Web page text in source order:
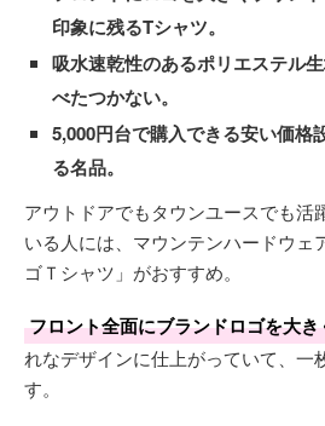
印象に残るTシャツ。
吸水速乾性のあるポリエステル
べたつかない。
5,000円台で購入できる安い価格
る名品。
アウトドアでもタウンユースでも活
いる人には、マウンテンハードウェ
ゴＴシャツ」がおすすめ。
フロント全面にブランドロゴを大
れなデザインに仕上がっていて、一
す。